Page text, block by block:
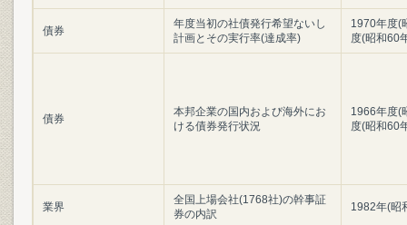
債券
年度当初の社債発行希望ないし
計画とその実行率(達成率)
1970年度(
度(昭和60
債券
本邦企業の国内および海外にお
ける債券発行状況
1966年度(
度(昭和60
業界
全国上場会社(1768社)の幹事証
券の内訳
1982年(昭